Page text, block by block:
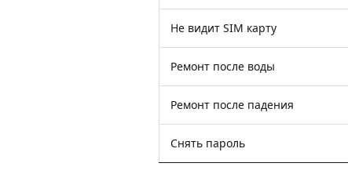
Не видит SIM карту
Ремонт после воды
Ремонт после падения
Снять пароль